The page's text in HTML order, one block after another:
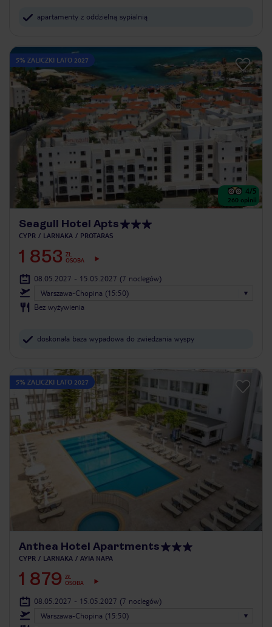
apartamenty z oddzielną sypialnią
5% ZALICZKI LATO 2027
4/5
260 opinii
Seagull Hotel Apts
CYPR LARNAKA PROTARAS
1 853 ZŁ
OSOBA
08.05.2027 - 15.05.2027 (7 noclegów)
Warszawa-Chopina (15:50)
Bez wyżywienia
doskonała baza wypadowa do zwiedzania wyspy
5% ZALICZKI LATO 2027
Anthea Hotel Apartments
CYPR LARNAKA AYIA NAPA
1 879 ZŁ
OSOBA
08.05.2027 - 15.05.2027 (7 noclegów)
Warszawa-Chopina (15:50)